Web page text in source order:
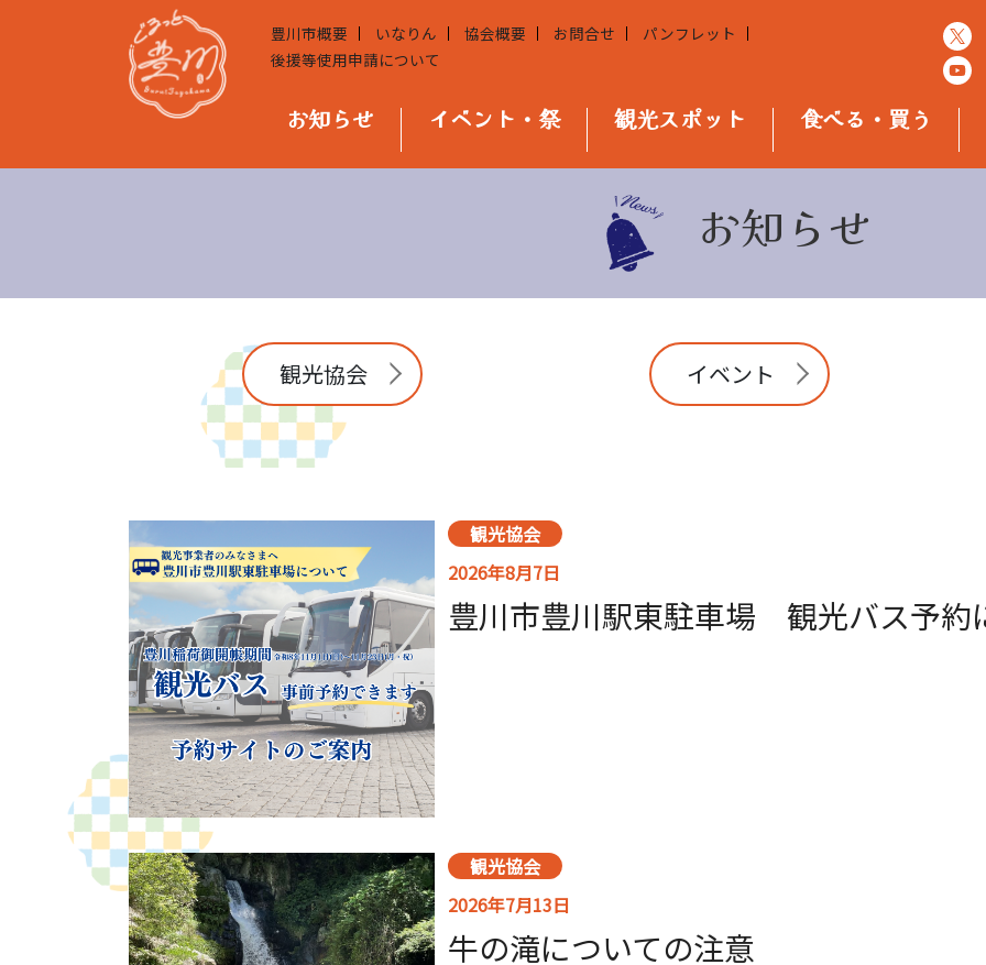
豊川市概要 いなりん 協会概要 お問合せ
パンフレット
後援等使用申請について
お知らせ イベント・祭 観光スポット 食べる・買う
お知らせ
観光協会 イベント
観光協会
2026年8月7日
豊川市豊川駅東駐車場 観光バス予約
観光協会
2026年7月13日
牛の滝についての注意